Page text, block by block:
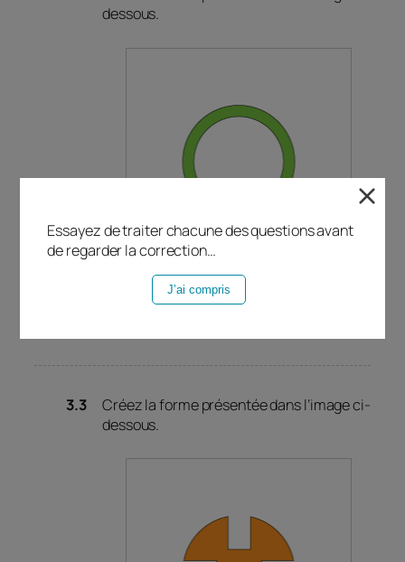
Essayez de traiter chacune des questions avant
de regarder la correction…
J’ai compris
dessous.
Créez la forme présentée dans l’image ci-
dessous.